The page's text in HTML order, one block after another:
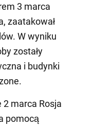
3 marca
zaatakował
W wyniku
zostały
i budynki
marca Rosja
pomocą